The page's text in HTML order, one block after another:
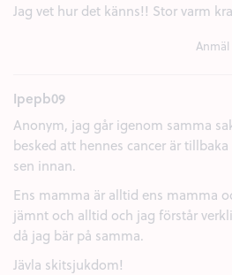
Jag vet hur det känns!! Stor varm
Anmäl
Ipepb09
Anonym, jag går igenom samma
besked att hennes cancer är
sen innan.
Ens mamma är alltid ens mamma
jämnt och alltid och jag förstår
då jag bär på samma.
Jävla skitsjukdom!